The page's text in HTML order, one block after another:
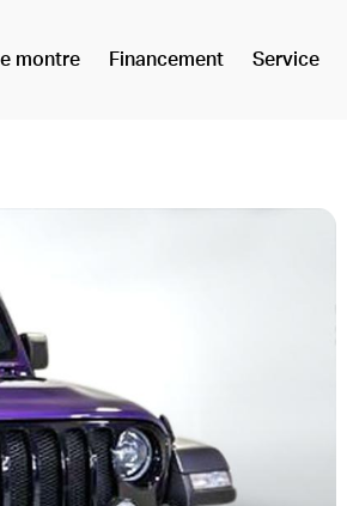
montre Financement Service